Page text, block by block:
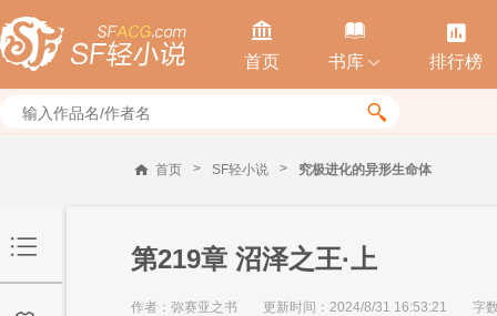

首页

书库 

排行榜

首页 > SF轻小说 > 究极进化的异形生命体
第219章 沼泽之王·上
作者：弥赛亚之书 更新时间：2024/8/31 16:53:21 字